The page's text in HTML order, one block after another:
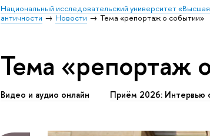
Национальный исследовательский университет
античности
Новости Тема «репортаж о событии»
Тема «репортаж
Видео и аудио онлайн Приём 2026: Интервью